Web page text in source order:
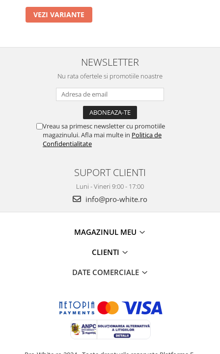
VEZI VARIANTE
NEWSLETTER
Nu rata ofertele si promotiile noastre
Vreau sa primesc newsletter cu promotiile
magazinului. Afla mai multe in Politica de
Confidentialitate
SUPORT CLIENTI
Luni - Vineri 9:00 - 17:00
info@pro-white.ro
MAGAZINUL MEU
CLIENTI
DATE COMERCIALE